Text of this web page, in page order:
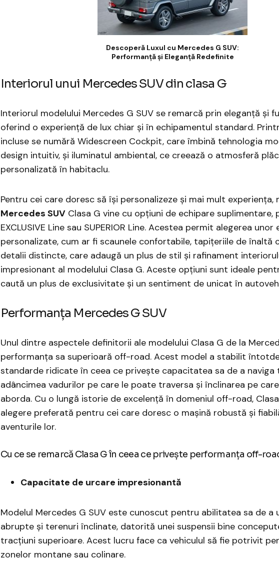
Descoperă Luxul cu Mercedes G SUV:
Performanță și Eleganță Redefinite
Interiorul unui Mercedes SUV din clasa G
Interiorul modelului Mercedes G SUV se remarcă prin eleganță și
oferind o experiență de lux chiar și în echipamentul standard.
incluse se numără Widescreen Cockpit, care îmbină tehnologia
design intuitiv, și iluminatul ambiental, ce creează o atmosferă
personalizată în habitaclu.
Pentru cei care doresc să își personalizeze și mai mult experiența,
Mercedes SUV Clasa G vine cu opțiuni de echipare suplimentare,
EXCLUSIVE Line sau SUPERIOR Line. Acestea permit alegerea unor
personalizate, cum ar fi scaunele confortabile, tapițeriile de înaltă
detalii distincte, care adaugă un plus de stil și rafinament
impresionant al modelului Clasa G. Aceste opțiuni sunt ideale
caută un plus de exclusivitate și un sentiment de unicat în
Performanța Mercedes G SUV
Unul dintre aspectele definitorii ale modelului Clasa G de la
performanța sa superioară off-road. Acest model a stabilit
standarde ridicate în ceea ce privește capacitatea sa de a naviga
adâncimea vadurilor pe care le poate traversa și înclinarea pe
aborda. Cu o lungă istorie de excelență în domeniul off-road,
alegere preferată pentru cei care doresc o mașină robustă și
aventurile lor.
Cu ce se remarcă Clasa G în ceea ce privește performanța off-
Capacitate de urcare impresionantă
Modelul Mercedes G SUV este cunoscut pentru abilitatea sa de a
abrupte și terenuri înclinate, datorită unei suspensii bine
tracțiuni superioare. Acest lucru face ca vehiculul să fie potrivit
zonelor montane sau colinare.